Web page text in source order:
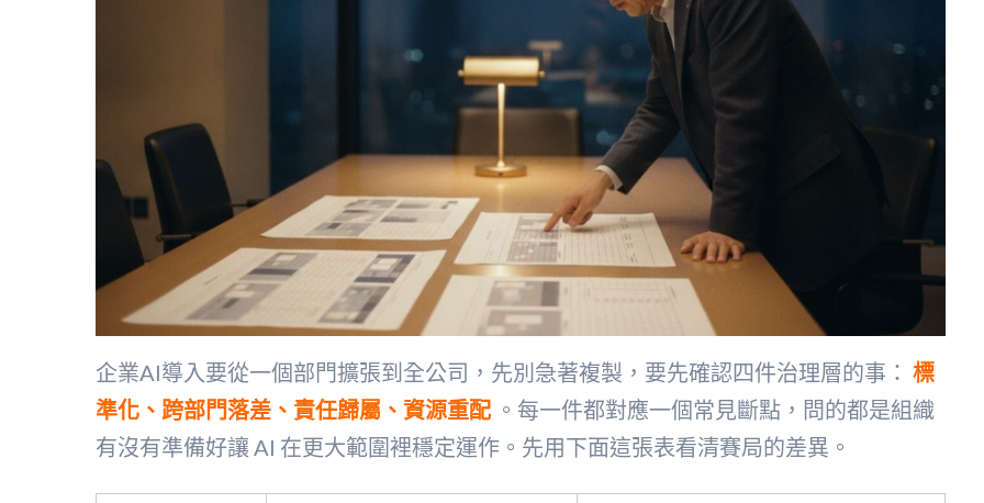
企業AI導入要從一個部門擴張到全公司，先別急著複製，要先確認四件治理層的事： 標
準化、跨部門落差、責任歸屬、資源重配 。每一件都對應一個常見斷點，問的都是組織
有沒有準備好讓 AI 在更大範圍裡穩定運作。先用下面這張表看清賽局的差異。